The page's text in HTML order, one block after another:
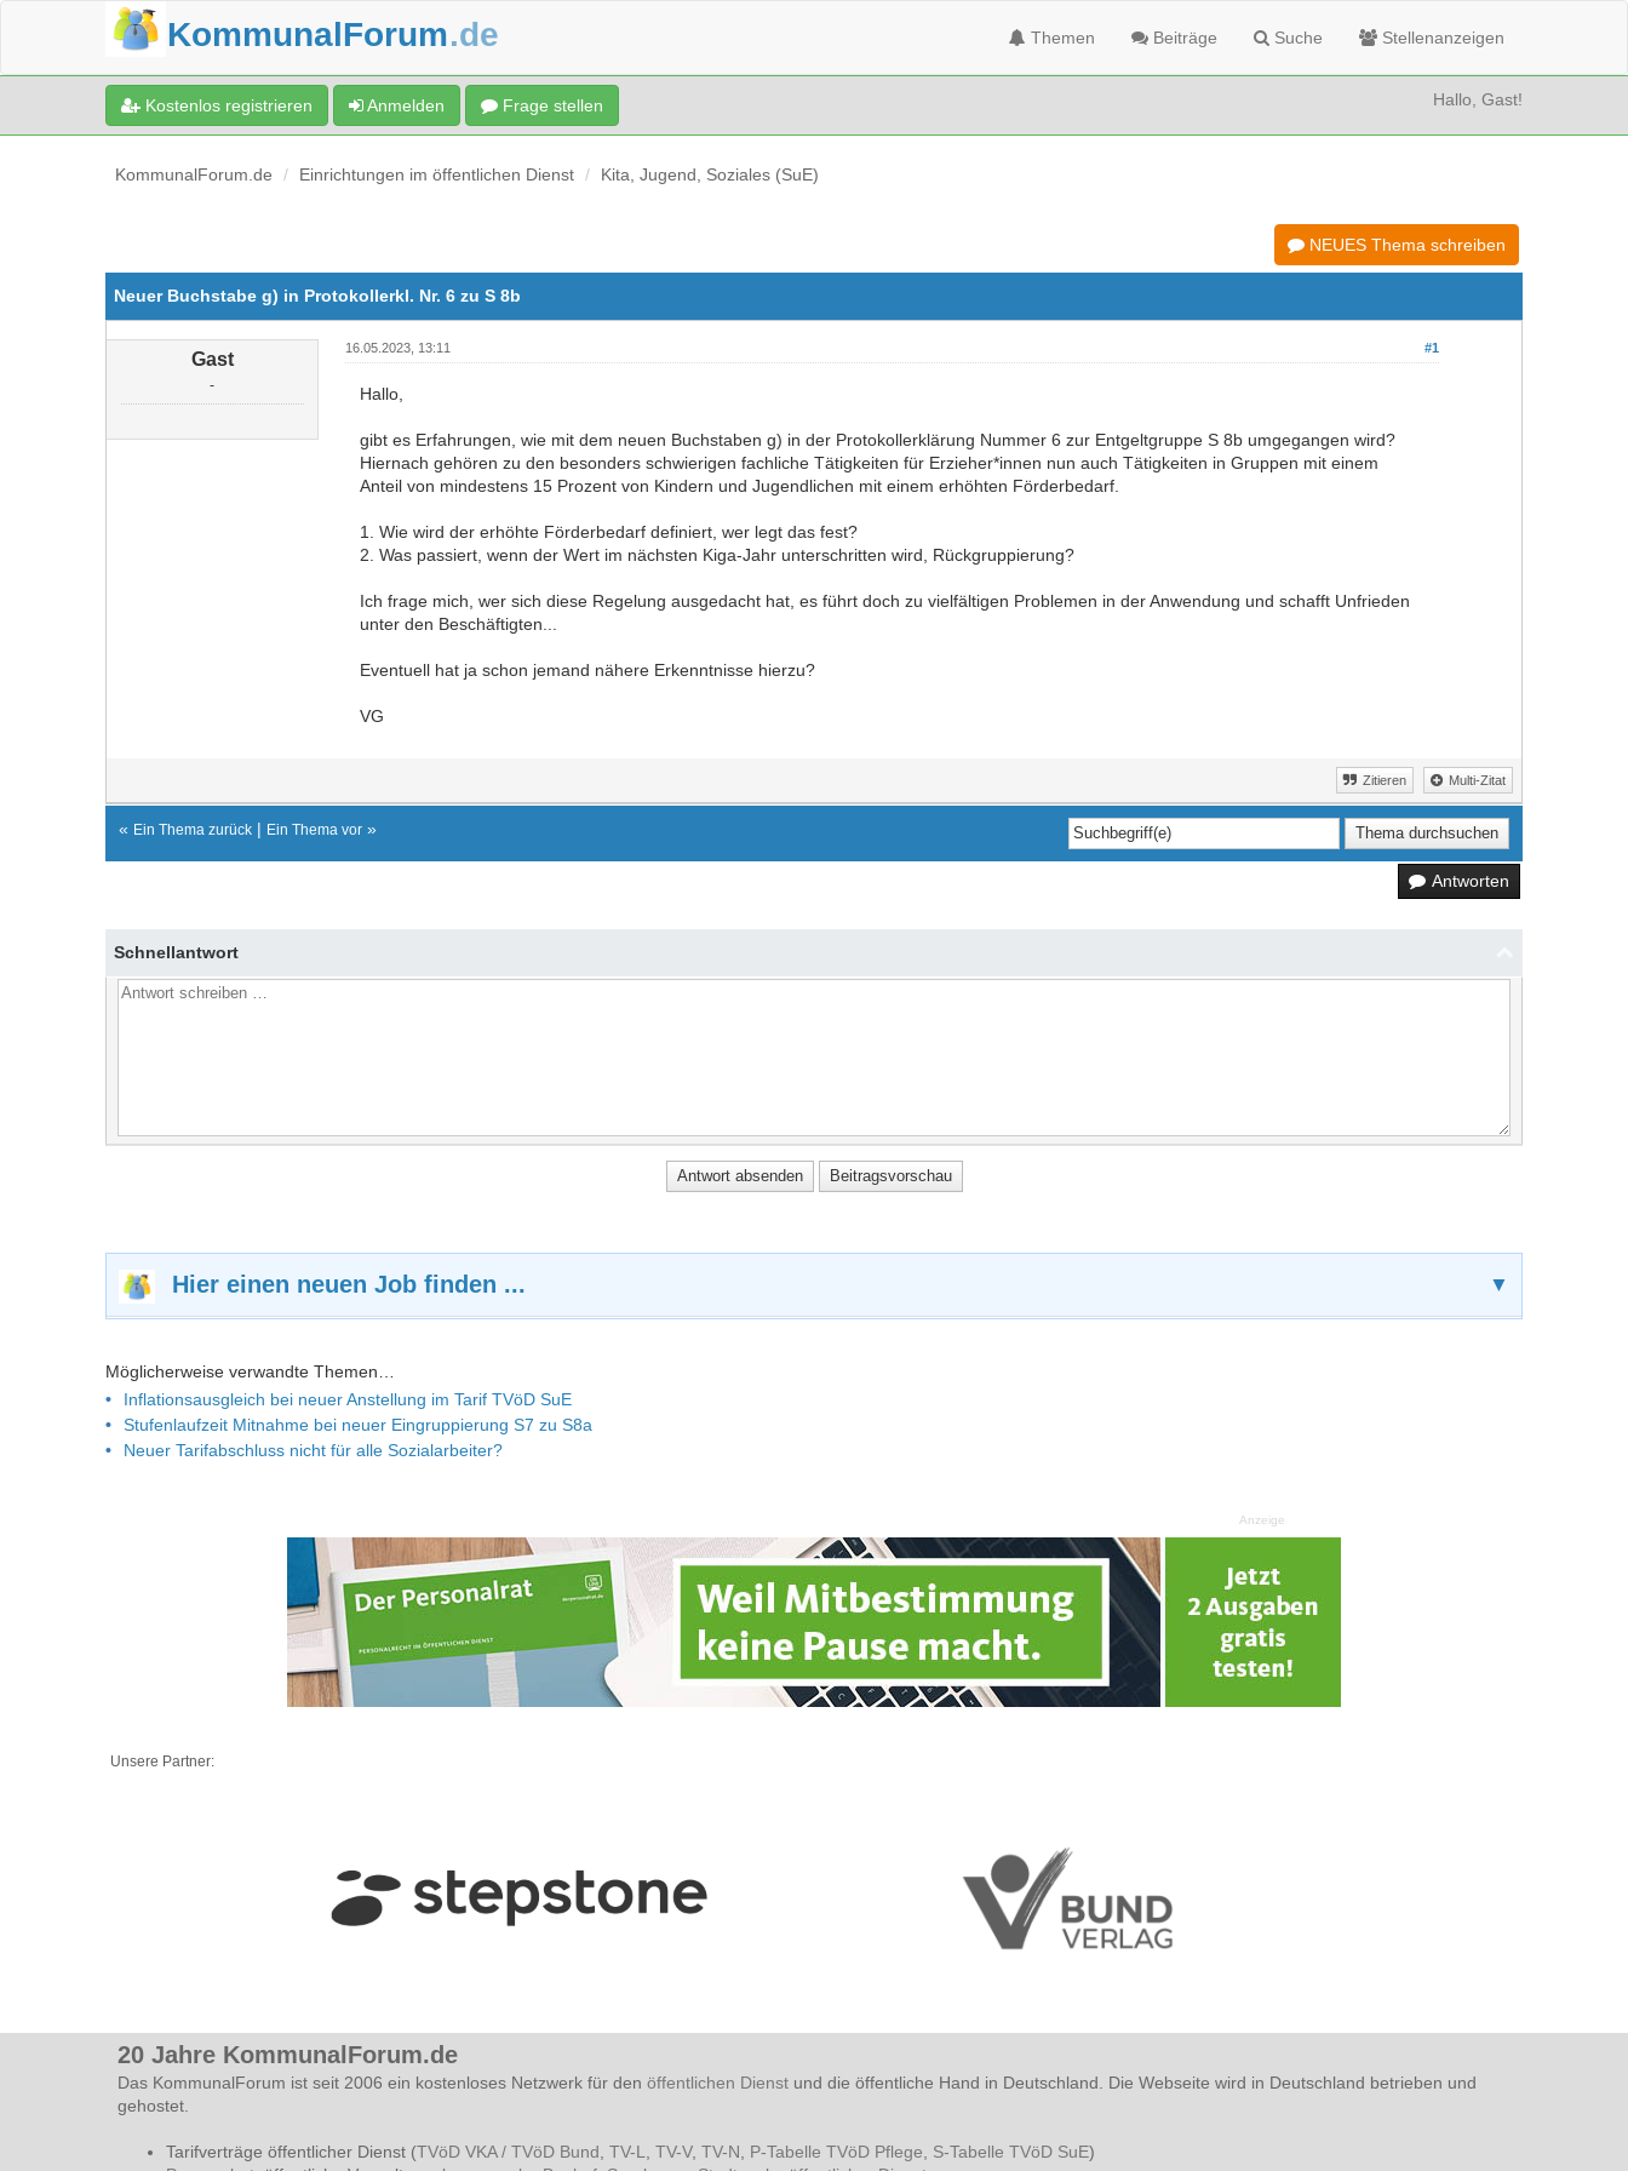
KommunalForum.de Themen Beiträge Suche Stellenanzeigen
Kostenlos registrieren Anmelden Frage stellen Hallo, Gast!
KommunalForum.de Einrichtungen im öffentlichen Dienst Kita, Jugend, Soziales (SuE)
NEUES Thema schreiben
Neuer Buchstabe g) in Protokollerkl. Nr. 6 zu S 8b
Gast
-
#1
16.05.2023, 13:11
Hallo,
gibt es Erfahrungen, wie mit dem neuen Buchstaben g) in der Protokollerklärung Nummer 6 zur Entgeltgruppe S 8b umgegangen wird?
Hiernach gehören zu den besonders schwierigen fachliche Tätigkeiten für Erzieher*innen nun auch Tätigkeiten in Gruppen mit einem
Anteil von mindestens 15 Prozent von Kindern und Jugendlichen mit einem erhöhten Förderbedarf.
1. Wie wird der erhöhte Förderbedarf definiert, wer legt das fest?
2. Was passiert, wenn der Wert im nächsten Kiga-Jahr unterschritten wird, Rückgruppierung?
Ich frage mich, wer sich diese Regelung ausgedacht hat, es führt doch zu vielfältigen Problemen in der Anwendung und schafft Unfrieden
unter den Beschäftigten...
Eventuell hat ja schon jemand nähere Erkenntnisse hierzu?
VG
Zitieren Multi-Zitat
« Ein Thema zurück | Ein Thema vor »
Antworten
Schnellantwort
Hier einen neuen Job finden ... ▼
Möglicherweise verwandte Themen…
Inflationsausgleich bei neuer Anstellung im Tarif TVöD SuE
Stufenlaufzeit Mitnahme bei neuer Eingruppierung S7 zu S8a
Neuer Tarifabschluss nicht für alle Sozialarbeiter?
Anzeige
Unsere Partner:
20 Jahre KommunalForum.de
Das KommunalForum ist seit 2006 ein kostenloses Netzwerk für den öffentlichen Dienst und die öffentliche Hand in Deutschland. Die Webseite wird in Deutschland betrieben und
gehostet.
Tarifverträge öffentlicher Dienst (TVöD VKA / TVöD Bund TV-L TV-V, TV-N P-Tabelle TVöD Pflege S-Tabelle TVöD SuE)